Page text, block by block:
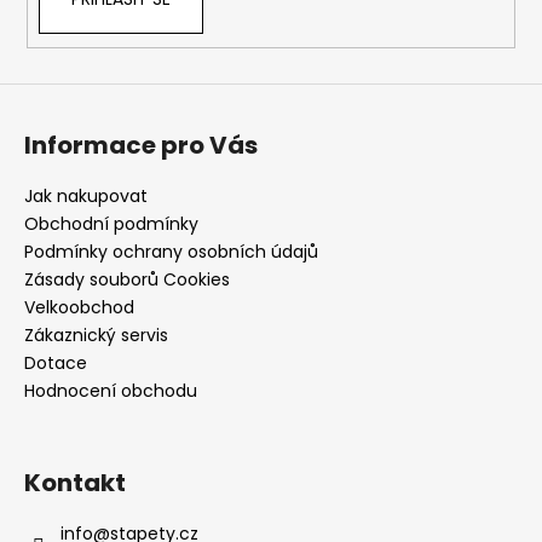
Informace pro Vás
Jak nakupovat
Obchodní podmínky
Podmínky ochrany osobních údajů
Zásady souborů Cookies
Velkoobchod
Zákaznický servis
Dotace
Hodnocení obchodu
Kontakt
info@stapety.cz